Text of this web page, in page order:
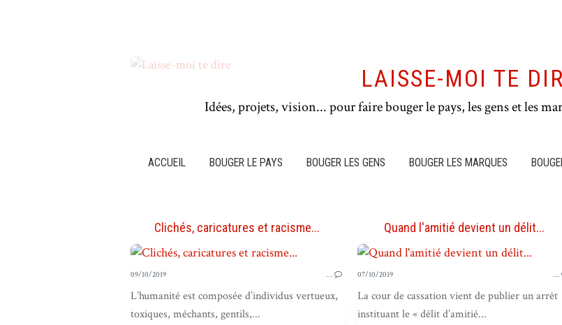
LAISSE-MOI TE
Idées, projets, vision... pour faire bouger le pays, les gens et les
ACCUEIL BOUGER LE PAYS BOUGER LES GENS BOUGER LES MARQUES
Clichés, caricatures et racisme...
BOUGER LES IDÉES
09/10/2019 …
L’humanité est composée d’individus vertueux,
toxiques, méchants, gentils,...
Quand l'amitié devient un délit...
07/10/2019 …
La cour de cassation vient de publier un arrêt
instituant le « délit d’amitié...